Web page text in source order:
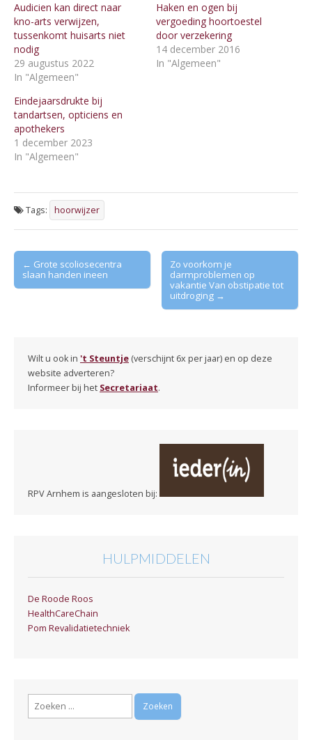
Audicien kan direct naar
kno-arts verwijzen,
tussenkomt huisarts niet
nodig
29 augustus 2022
In "Algemeen"
Haken en ogen bij
vergoeding hoortoestel
door verzekering
14 december 2016
In "Algemeen"
Eindejaarsdrukte bij
tandartsen, opticiens en
apothekers
1 december 2023
In "Algemeen"
Tags: hoorwijzer
Post
navigation
← Grote scoliosecentra
slaan handen ineen
Zo voorkom je
darmproblemen op
vakantie Van obstipatie tot
uitdroging →
Wilt u ook in 't Steuntje (verschijnt 6x per jaar) en op deze
website adverteren?
Informeer bij het Secretariaat.
RPV Arnhem is aangesloten bij:
HULPMIDDELEN
De Roode Roos
HealthCareChain
Pom Revalidatietechniek
Zoeken